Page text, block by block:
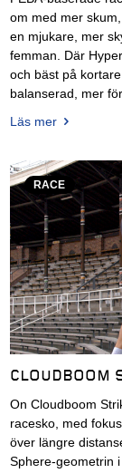
om med mer
en mjukare, mer
femman. Där
och bäst på
balanserad, mer
Läs mer
RACE
CLOUDBOOM
On Cloudboom
racesko, med
över längre
Sphere-geometrin